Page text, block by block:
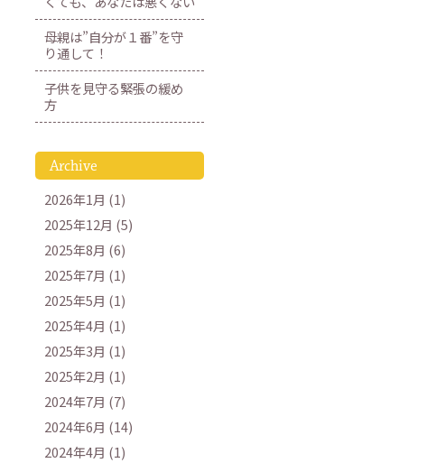
母親は”自分が１番”を守
り通して！
子供を見守る緊張の緩め
方
Archive
2026年1月 (1)
2025年12月 (5)
2025年8月 (6)
2025年7月 (1)
2025年5月 (1)
2025年4月 (1)
2025年3月 (1)
2025年2月 (1)
2024年7月 (7)
2024年6月 (14)
2024年4月 (1)